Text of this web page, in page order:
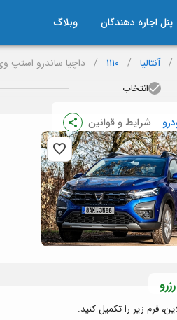
پنل اجاره دهندگان وبلاگ
/ آنتالیا /
1110
/ داچیا ساندرو استپ
انتخاب
شرایط و قوانین
فرم زیر را تکمیل کنید.